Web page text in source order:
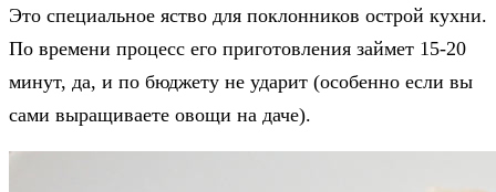
Это специальное яство для поклонников острой кухни.
По времени процесс его приготовления займет 15-20
минут, да, и по бюджету не ударит (особенно если вы
сами выращиваете овощи на даче).